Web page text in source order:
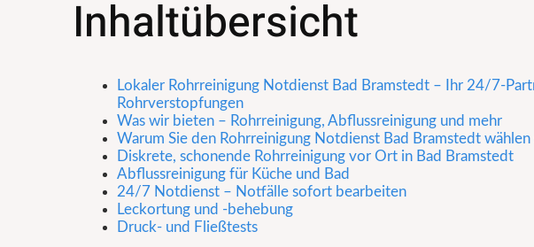
Inhaltübersicht
Lokaler Rohrreinigung Notdienst Bad Bramstedt – Ihr 24/7-
Rohrverstopfungen
Was wir bieten – Rohrreinigung, Abflussreinigung und mehr
Warum Sie den Rohrreinigung Notdienst Bad Bramstedt
Diskrete, schonende Rohrreinigung vor Ort in Bad Bramstedt
Abflussreinigung für Küche und Bad
24/7 Notdienst – Notfälle sofort bearbeiten
Leckortung und -behebung
Druck- und Fließtests